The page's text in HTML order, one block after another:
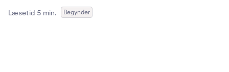
Læsetid 5 min. Begynder